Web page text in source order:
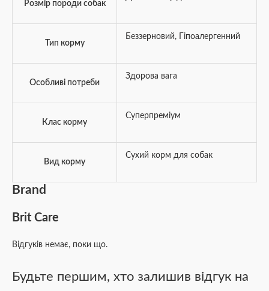
Розмір породи собак
Тип корму
Беззерновий, Гіпоалергенний
Особливі потреби
Здорова вага
Клас корму
Суперпреміум
Вид корму
Сухий корм для собак
Brand
Brit Care
Відгуків немає, поки що.
Будьте першим, хто залишив відгук на